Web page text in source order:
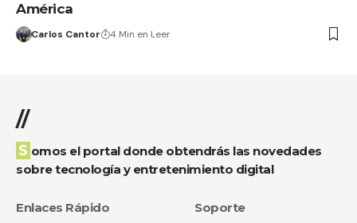
América
Carlos Cantor 4 Min en Leer
//
Somos el portal donde obtendrás las novedades
sobre tecnología y entretenimiento digital
Enlaces Rápido Soporte